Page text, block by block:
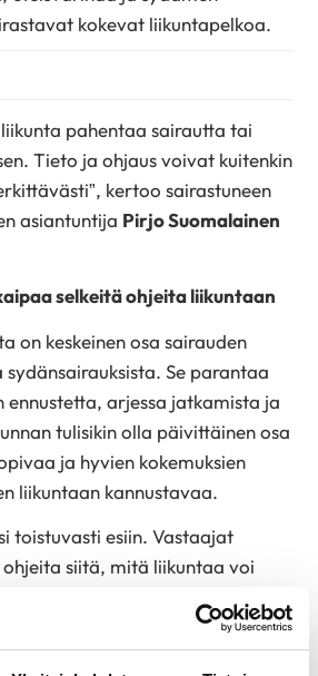
kokevat liikuntapelkoa.
pahentaa sairautta tai
Tieto ja ohjaus voivat kuitenkin
kertoo sairastuneen
asiantuntija Pirjo Suomalainen
selkeitä ohjeita liikuntaan
on keskeinen osa sairauden
Se parantaa
ennustetta, arjessa jatkamista ja
tulisikin olla päivittäinen osa
ja hyvien kokemuksien
liikuntaan kannustavaa.
toistuvasti esiin. Vastaajat
siitä, mitä liikuntaa voi
Sydänliitosta.